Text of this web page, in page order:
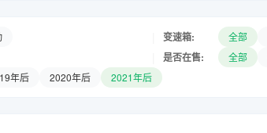
变速箱: 全部
是否在售: 全部
年后 2020年后 2021年后